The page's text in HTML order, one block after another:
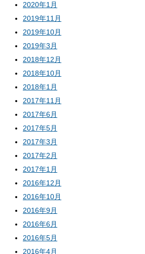
2020年1月
2019年11月
2019年10月
2019年3月
2018年12月
2018年10月
2018年1月
2017年11月
2017年6月
2017年5月
2017年3月
2017年2月
2017年1月
2016年12月
2016年10月
2016年9月
2016年6月
2016年5月
2016年4月